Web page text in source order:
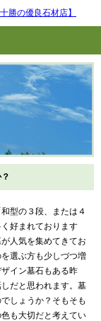
型の３段、または４
好まれております
人気を集めてきてお
選ぶ方も少しづつ増
イン墓石もある昨
だと思われます。墓
しょうか？そもそも
も大切だと考えてい